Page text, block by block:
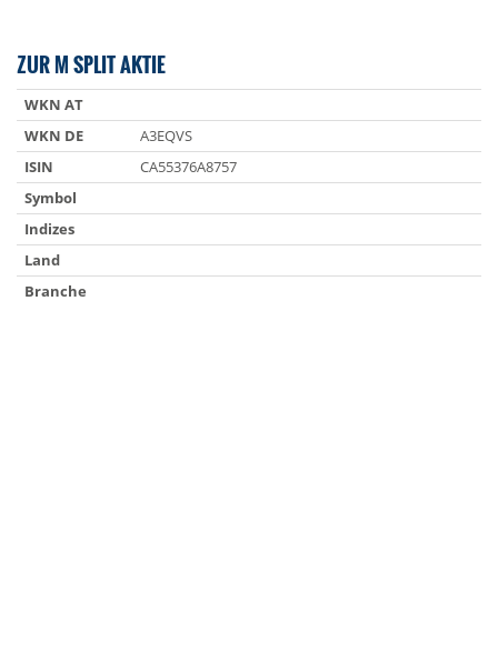
ZUR M SPLIT AKTIE
WKN AT
WKN DE
A3EQVS
ISIN
CA55376A8757
Symbol
Indizes
Land
Branche